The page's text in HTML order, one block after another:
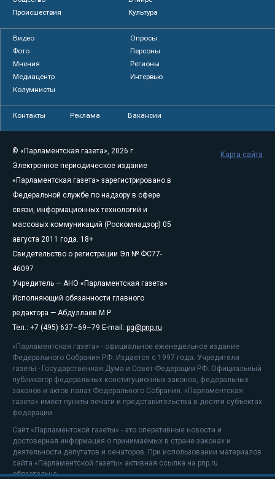
Происшествия
Культура
Видео
Опросы
Фото
Персоны
Мнения
Регионы
Медиацентр
Интервью
Колумнисты
Контакты Реклама Вакансии
© «Парламентская газета», 2026 г.
Электронное периодическое издание
«Парламентская газета» зарегистрировано в
Федеральной службе по надзору в сфере
связи, информационных технологий и
массовых коммуникаций (Роскомнадзор) 05
августа 2011 года. 18+
Свидетельство о регистрации Эл № ФС77-
46097
Учредитель — АНО «Парламентская газета»
Исполняющий обязанности главного
редактора — Абдуллаев М.Р.
Тел.: +7 (495) 637–69–79 E-mail: pg@pnp.ru
«Парламентская газета» - официальное еженедельное издание
Федерального Собрания РФ. Издается с 1997 года. Учредители
газеты - Государственная Дума и Совет Федерации РФ. Официальный
публикатор федеральных конституционных законов, федеральных
законов и актов палат Федерального Собрания. «Парламентская
газета» имеет пункты печати и представительства в десяти субъектах
федерации.
Сайт «Парламентской газеты» - это оперативные новости и
достоверная информация о принимаемых в стране законах и
деятельности депутатов и сенаторов. При использовании материалов
сайта «Парламентской газеты» активная ссылка на pnp.ru
обязательна.
Карта сайта